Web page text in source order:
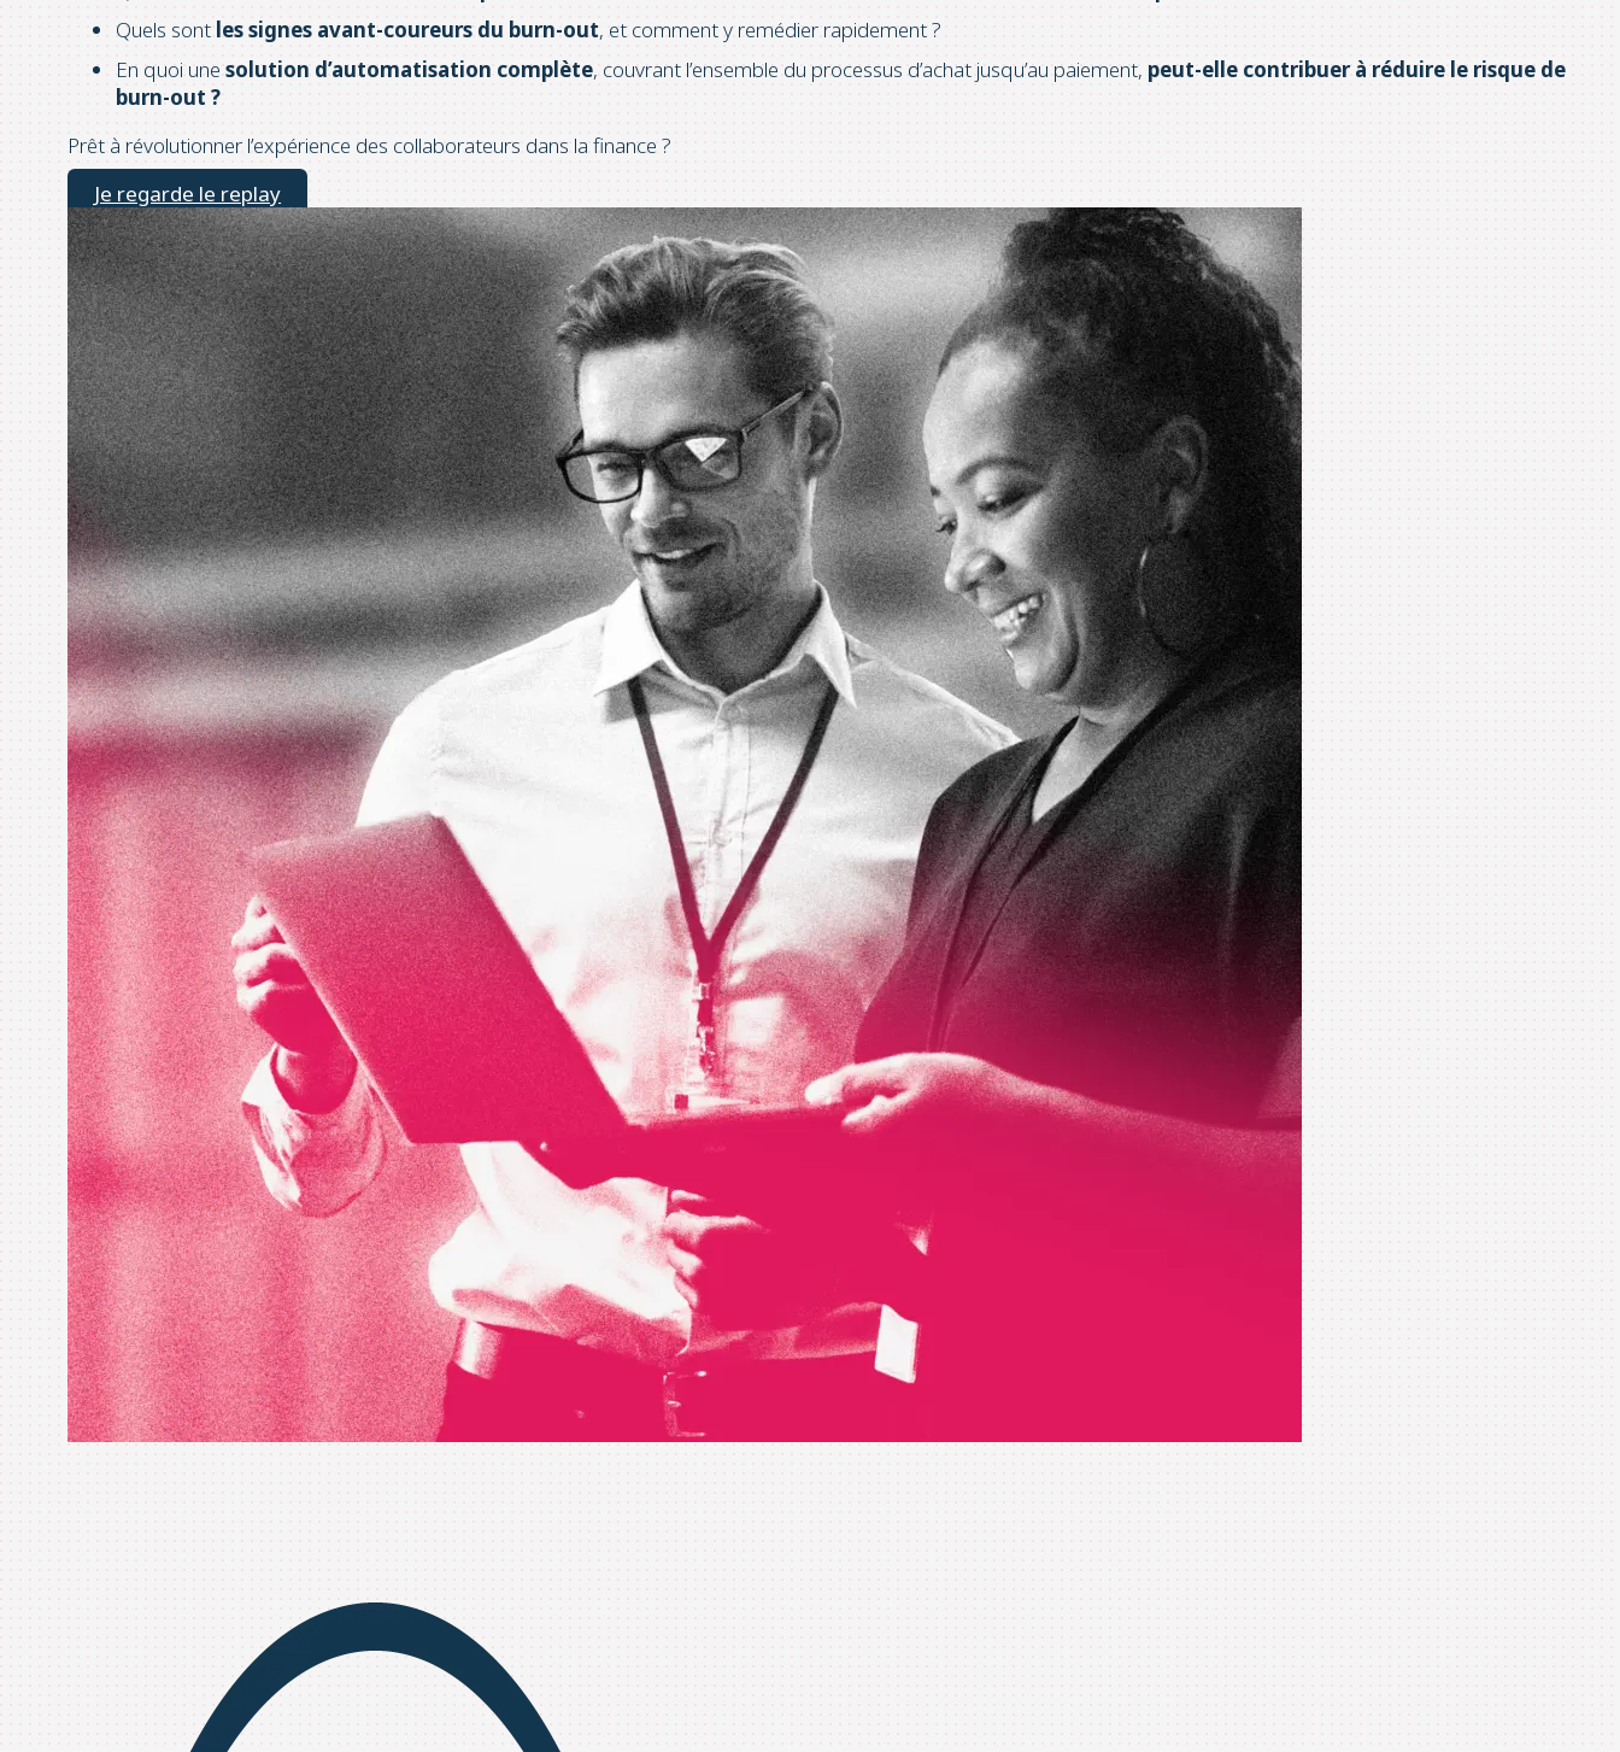
Quels sont les signes avant-coureurs du burn-out, et comment y remédier rapidement ?
En quoi une solution d’automatisation complète, couvrant l’ensemble du processus d’achat jusqu’au paiement, peut-elle contribuer à réduire le risque de
burn-out ?
Prêt à révolutionner l’expérience des collaborateurs dans la finance ?
Je regarde le replay